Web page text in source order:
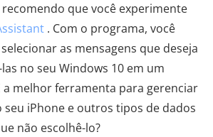
que você experimente
. Com o programa, você
as mensagens que deseja
no seu Windows 10 em um
a melhor ferramenta para gerenciar
seu iPhone e outros tipos de dados
não escolhê-lo?